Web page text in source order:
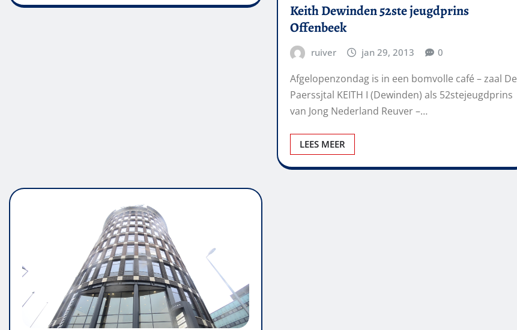
Keith Dewinden 52ste jeugdprins
Offenbeek
ruiver jan 29, 2013 0
Afgelopenzondag is in een bomvolle café – zaal De
Paerssjtal KEITH I (Dewinden) als 52stejeugdprins
van Jong Nederland Reuver –…
LEES MEER